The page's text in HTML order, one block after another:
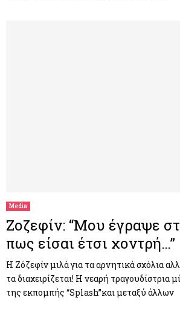
Media
Ζοζεφίν: “Μου έγραψε
πως είσαι έτσι χοντρή…”
Η Ζόζεφίν μιλά για τα αρνητικά σχόλια
τα διαχειρίζεται! Η νεαρή τραγουδίστρια
της εκπομπής “Splash”και μεταξύ άλλων